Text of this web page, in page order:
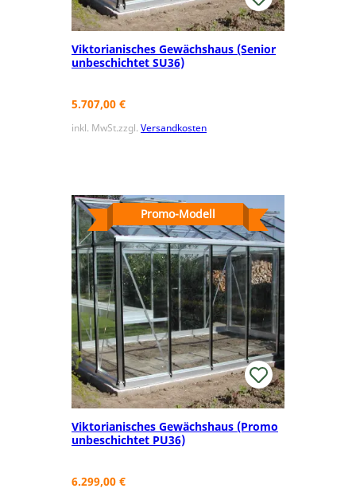
Viktorianisches Gewächshaus (Senior
unbeschichtet SU36)
5.707,00 €
inkl. MwSt.zzgl. Versandkosten
Promo-Modell
Viktorianisches Gewächshaus (Promo
unbeschichtet PU36)
6.299,00 €